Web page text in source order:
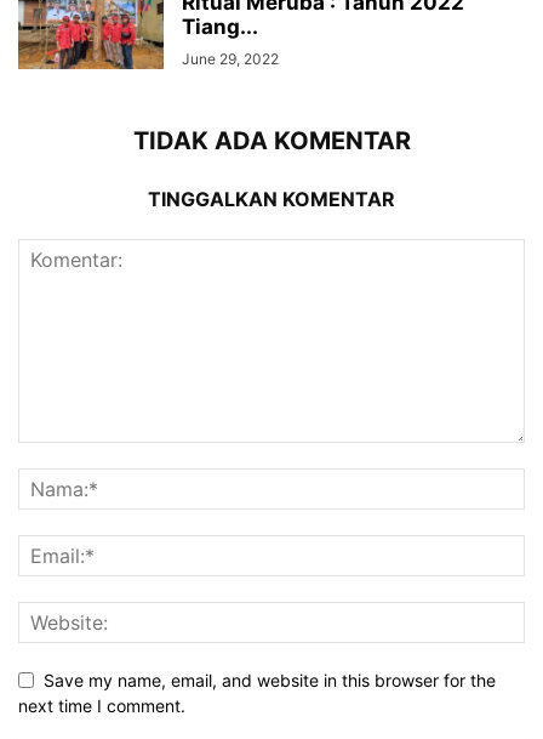
Tiang...
June 29, 2022
TIDAK ADA KOMENTAR
TINGGALKAN KOMENTAR
Save my name, email, and website in this browser for the
next time I comment.